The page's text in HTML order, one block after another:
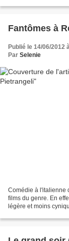
Fantômes à
Publié le 14/06/2012
Par Selenie
Comédie à l'italienne
films du genre. En
légère et moins